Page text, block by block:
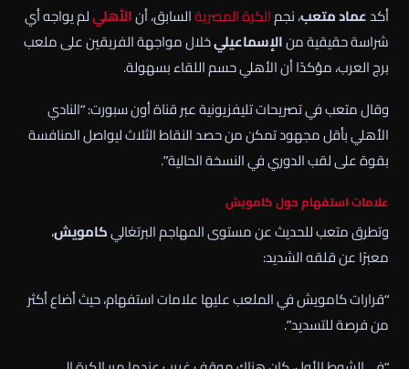
أكدعماد متعب، نجمالكرة المصريةالسابق، أنالأهليلم يواجه أي
شراسة حقيقية منالإسماعيليخلال مواجهة الفريقين على ملعب
برج العرب، مؤكدًا أن الأهلي حسم اللقاء بسهولة.
وقال متعب في تصريحات تليفزيونية عبر قناة أون سبورت: “النادي
الأهلي بأقل مجهود تمكن من حصد النقاط الثلاث ليواصل المنافسة
بقوة على لقب الدوري في النسخة الحالية”.
علامات استفهام حول كامويش
وتطرق متعب للحديث عن مستوى المهاجم البرتغاليكامويش،
معبرًا عن قلقه الشديد:
“قرارات كامويش في الملعب عليها علامات استفهام، حيث أضاع أكثر
من فرصة للتسديد”.